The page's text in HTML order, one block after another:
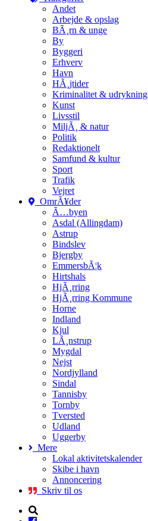
Andet
Arbejde & opslag
BÃ¸rn & unge
By
Byggeri
Erhverv
Havn
HÃ¸jtider
Kriminalitet & udrykning
Kunst
Livsstil
MiljÃ¸ & natur
Politik
Redaktionelt
Samfund & kultur
Sport
Trafik
Vejret
OmrÃ¥der
Ã…byen
Asdal (Allingdam)
Astrup
Bindslev
Bjergby
EmmersbÃ¦k
Hirtshals
HjÃ¸rring
HjÃ¸rring Kommune
Horne
Indland
Kjul
LÃ¸nstrup
Mygdal
Nejst
Nordjylland
Sindal
Tannisby
Tornby
Tversted
Udland
Uggerby
Mere
Lokal aktivitetskalender
Skibe i havn
Annoncering
Skriv til os